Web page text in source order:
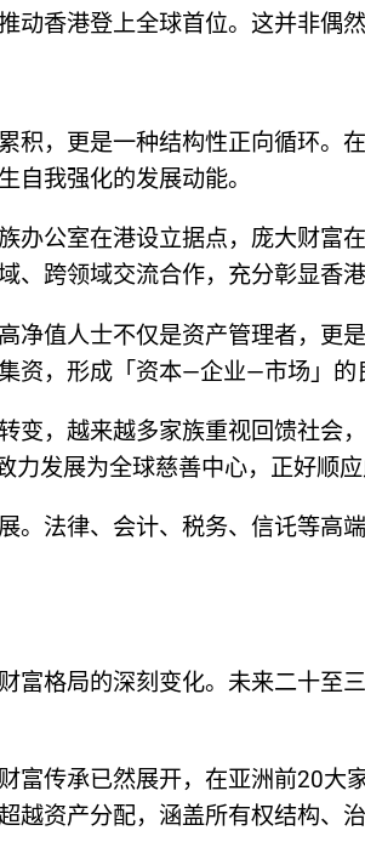
动香港登上全球首位。这并非偶
积，更是一种结构性正向循环
自我强化的发展动能。
办公室在港设立据点，庞大财
、跨领域交流合作，充分彰显香
净值人士不仅是资产管理者，更
资，形成「资本—企业—市场」的
变，越来越多家族重视回馈社
发展为全球慈善中心，正好顺应
。法律、会计、税务、信讬等
富格局的深刻变化。未来二十
富传承已然展开，在亚洲前20
越资产分配，涵盖所有权结构、